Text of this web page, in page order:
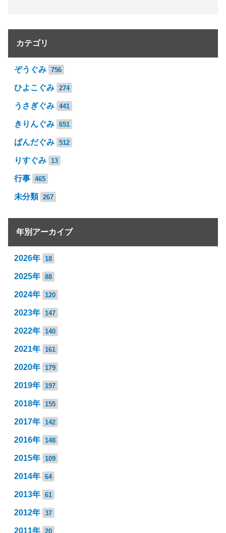
カテゴリ
ぞうぐみ 756
ひよこぐみ 274
うさぎぐみ 441
きりんぐみ 651
ぱんだぐみ 512
りすぐみ 13
行事 465
未分類 267
年別アーカイブ
2026年 18
2025年 88
2024年 120
2023年 147
2022年 140
2021年 161
2020年 179
2019年 197
2018年 155
2017年 142
2016年 148
2015年 109
2014年 64
2013年 61
2012年 37
2011年 20